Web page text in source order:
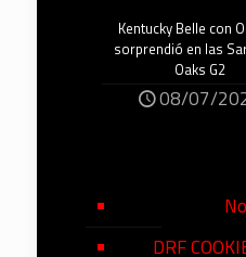
Kentucky Belle con
sorprendió en las
Oaks G2
08/07/
DRF